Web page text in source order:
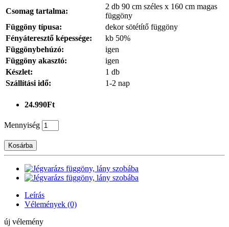
Csomag tartalma:
2 db 90 cm széles x 160 cm magas
függöny
Függöny típusa:
dekor sötétítő függöny
Fényáteresztő képessége:
kb 50%
Függönybehúzó:
igen
Függöny akasztó:
igen
Készlet:
1 db
Szállítási idő:
1-2 nap
24.990Ft
Mennyiség
Kosárba
Leírás
Vélemények (0)
új vélemény